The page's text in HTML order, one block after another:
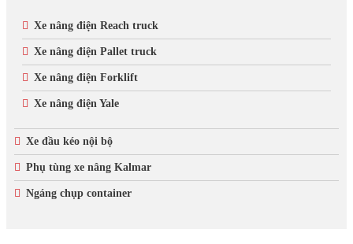
Xe nâng điện Reach truck
Xe nâng điện Pallet truck
Xe nâng điện Forklift
Xe nâng điện Yale
Xe đầu kéo nội bộ
Phụ tùng xe nâng Kalmar
Ngáng chụp container